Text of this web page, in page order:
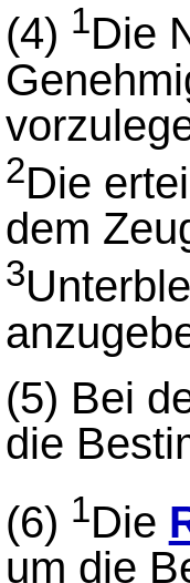
(4) 1Die
2Die
dem
3
(5) Bei
die
(6) 1Die
um die